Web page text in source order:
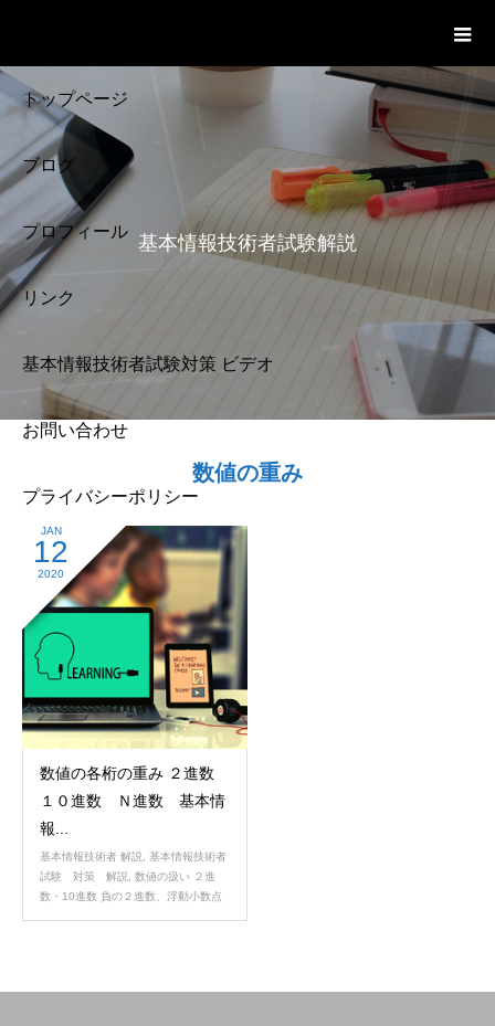
トップページ
ブログ
プロフィール
リンク
基本情報技術者試験対策 ビデオ
お問い合わせ
プライバシーポリシー
基本情報技術者試験解説
数値の重み
JAN
12
2020
数値の各桁の重み ２進数
１０進数 Ｎ進数 基本情
報...
基本情報技術者 解説
基本情報技術者
試験 対策 解説
数値の扱い ２進
数・10進数 負の２進数、浮動小数点